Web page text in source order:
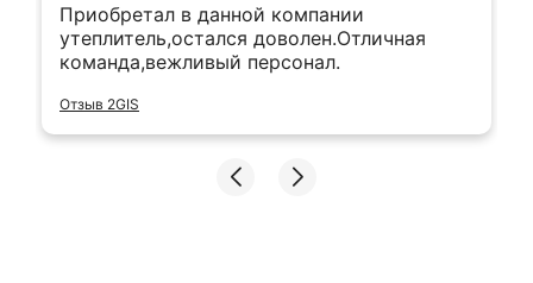
Приобретал в данной компании
утеплитель,остался доволен.Отличная
команда,вежливый персонал.
Отзыв 2GIS